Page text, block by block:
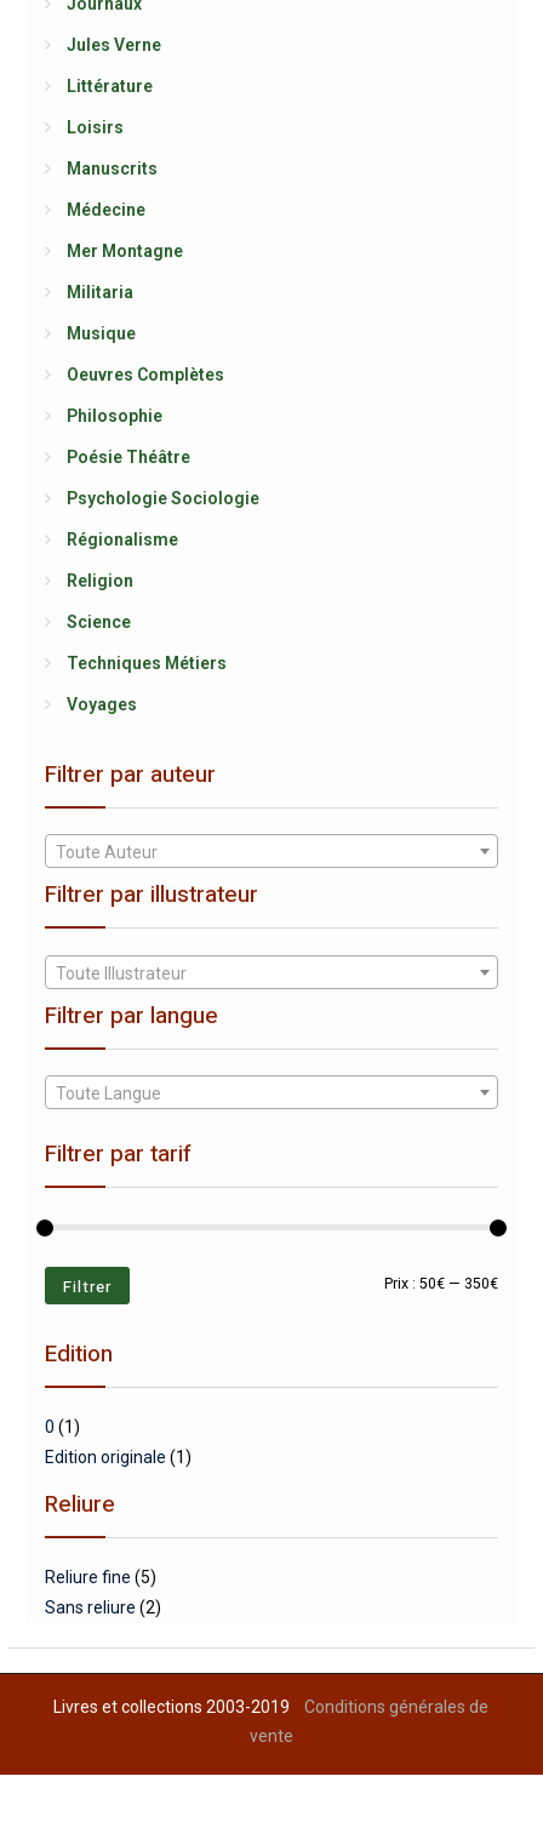
Jules Verne
Littérature
Loisirs
Manuscrits
Médecine
Mer Montagne
Militaria
Musique
Oeuvres Complètes
Philosophie
Poésie Théâtre
Psychologie Sociologie
Régionalisme
Religion
Science
Techniques Métiers
Voyages
Filtrer par auteur
Toute Auteur
Filtrer par illustrateur
Toute Illustrateur
Filtrer par langue
Toute Langue
Filtrer par tarif
Prix
Prix
Filtrer Prix :50€ — 350€
Edition
0 (1)
Edition originale (1)
Reliure
Reliure fine (5)
Sans reliure (2)
Livres et collections 2003-2019Conditions générales de
vente